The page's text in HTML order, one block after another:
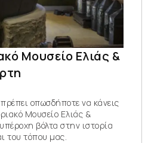
Μουσείο Ελιάς &
οπωσδήποτε να κάνεις
Μουσείο Ελιάς &
βόλτα στην ιστορία
του τόπου μας.